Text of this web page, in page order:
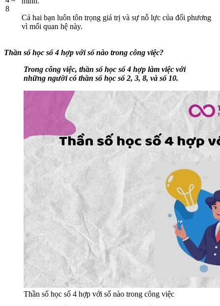
8
Cả hai bạn luôn tôn trọng giá trị và sự nỗ lực của đối phương
vì mối quan hệ này.
Thần số học số 4 hợp với số nào trong công việc?
Trong công việc, thần số học số 4 hợp làm việc với
những người có thần số học số 2, 3, 8, và số 10.
Thần số học số 4 hợp với số nào trong công việc